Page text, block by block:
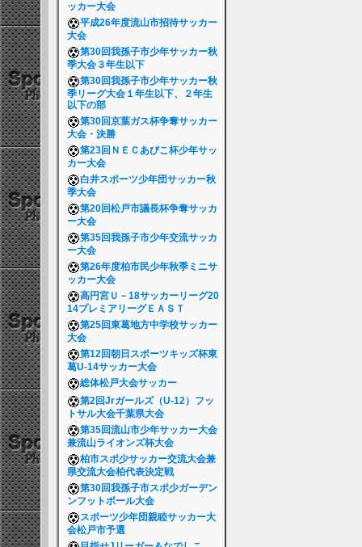
ッカー大会
平成26年度流山市招待サッカー
大会
第30回我孫子市少年サッカー秋
季大会３年生以下
第30回我孫子市少年サッカー秋
季リーグ大会１年生以下、２年生
以下の部
第30回京葉ガス杯争奪サッカー
大会・決勝
第23回ＮＥＣあびこ杯少年サッ
カー大会
白井スポーツ少年団サッカー秋
季大会
第20回松戸市議長杯争奪サッカ
ー大会
第35回我孫子市少年交流サッカ
ー大会
第26年度柏市民少年秋季ミニサ
ッカー大会
高円宮Ｕ－18サッカーリーグ20
14プレミアリーグＥＡＳＴ
第25回東葛地方中学校サッカー
大会
第12回朝日スポーツキッズ杯東
葛U-14サッカー大会
総体松戸大会サッカー
第2回Jrガールズ（U-12）フッ
トサル大会千葉県大会
第35回流山市少年サッカー大会
兼流山ライオンズ杯大会
柏市スポ少サッカー交流大会兼
県交流大会柏代表決定戦
第30回我孫子市スポ少ガーデン
ンフットボール大会
スポーツ少年団親睦サッカー大
会松戸市予選